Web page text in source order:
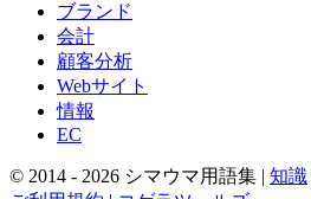
ブランド
会計
顧客分析
Webサイト
情報
EC
© 2014 - 2026 シマウマ用語集 | 知識